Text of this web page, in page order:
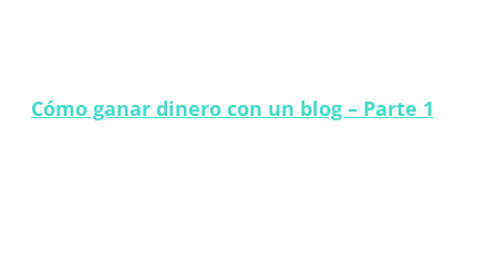
Cómo ganar dinero con un blog – Parte 1